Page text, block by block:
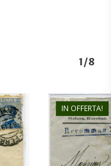
1/8
IN OFFERTA!